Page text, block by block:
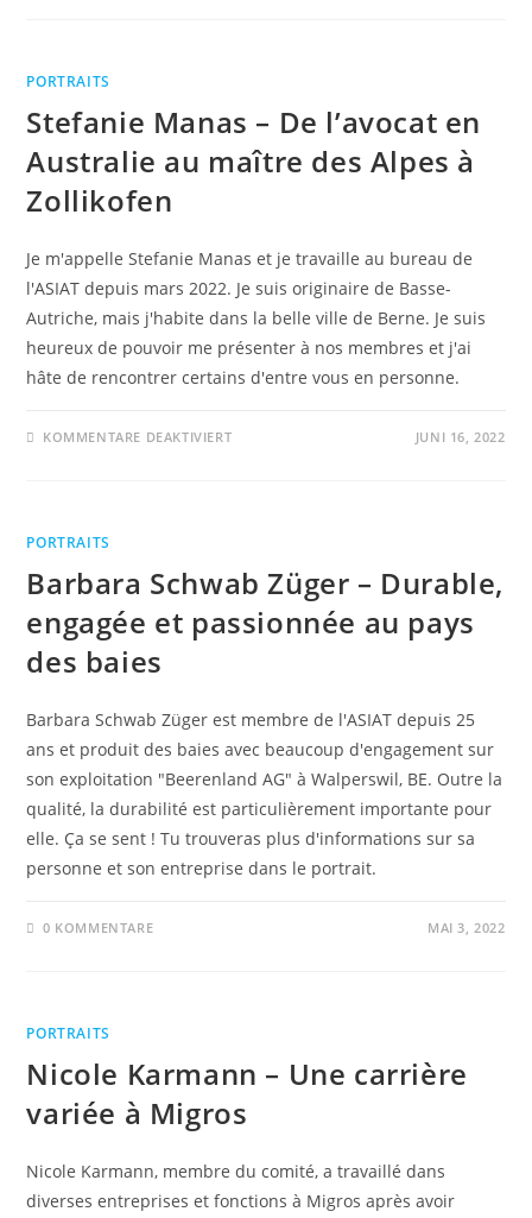
PORTRAITS
Stefanie Manas – De l’avocat en
Australie au maître des Alpes à
Zollikofen
Je m'appelle Stefanie Manas et je travaille au bureau de
l'ASIAT depuis mars 2022. Je suis originaire de Basse-
Autriche, mais j'habite dans la belle ville de Berne. Je suis
heureux de pouvoir me présenter à nos membres et j'ai
hâte de rencontrer certains d'entre vous en personne.
KOMMENTARE DEAKTIVIERT JUNI 16, 2022
PORTRAITS
Barbara Schwab Züger – Durable,
engagée et passionnée au pays
des baies
Barbara Schwab Züger est membre de l'ASIAT depuis 25
ans et produit des baies avec beaucoup d'engagement sur
son exploitation "Beerenland AG" à Walperswil, BE. Outre la
qualité, la durabilité est particulièrement importante pour
elle. Ça se sent ! Tu trouveras plus d'informations sur sa
personne et son entreprise dans le portrait.
0 KOMMENTARE MAI 3, 2022
PORTRAITS
Nicole Karmann – Une carrière
variée à Migros
Nicole Karmann, membre du comité, a travaillé dans
diverses entreprises et fonctions à Migros après avoir